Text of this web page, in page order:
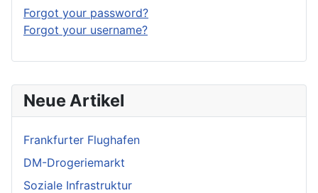
Neue Artikel
Frankfurter Flughafen
DM-Drogeriemarkt
Soziale Infrastruktur
Forgot your password?
Forgot your username?